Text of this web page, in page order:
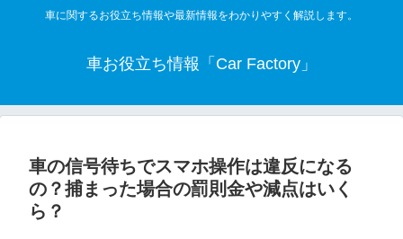
車に関するお役立ち情報や最新情報をわかりやすく解説します。
車お役立ち情報「Car Factory」
車の信号待ちでスマホ操作は違反になる
の？捕まった場合の罰則金や減点はいく
ら？